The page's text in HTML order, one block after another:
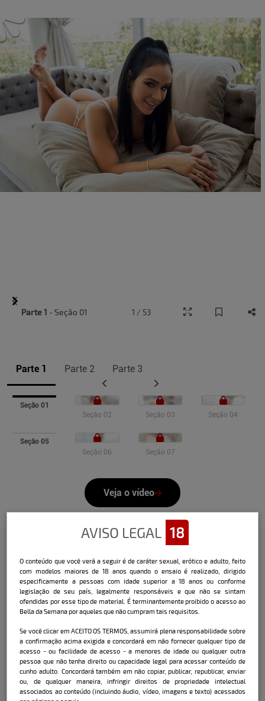
Parte 1 Parte 2 Parte 3
Seção 01
Seção 02
Seção 03 Seção 04
Seção 05
Seção 06
Seção 07
Veja o vídeo
Item Parte 1 - Seção 01 1 / 53
Confira a entrevista que o Bella
fez com a modelo:
Nome: Kalinka Rocha.
Data e local de nascimento: 20 de
fevereiro de 1996, em Porto Alegre (RS).
Cidade onde mora: Balneário Camboriú
(SC).
Signo: peixes.
Medidas
AVISO LEGAL 18
O conteúdo que você verá a seguir é de caráter sexual, erótico e adulto, feito
com modelos maiores de 18 anos quando o ensaio é realizado, dirigido
especificamente a pessoas com idade superior a 18 anos ou conforme
legislação de seu país, legalmente responsáveis e que não se sintam
ofendidas por esse tipo de material. É terminantemente proibido o acesso ao
Bella da Semana por aqueles que não cumpram tais requisitos.
Se você clicar em ACEITO OS TERMOS, assumirá plena responsabilidade sobre
a confirmação acima exigida e concordará em não fornecer qualquer tipo de
acesso - ou facilidade de acesso - a menores de idade ou qualquer outra
pessoa que não tenha direito ou capacidade legal para acessar conteúdo de
cunho adulto. Concordará também em não copiar, publicar, republicar, enviar
ou, de qualquer maneira, infringir direitos de propriedade intelectual
associados ao conteúdo (incluindo áudio, vídeo, imagens e texto) acessados